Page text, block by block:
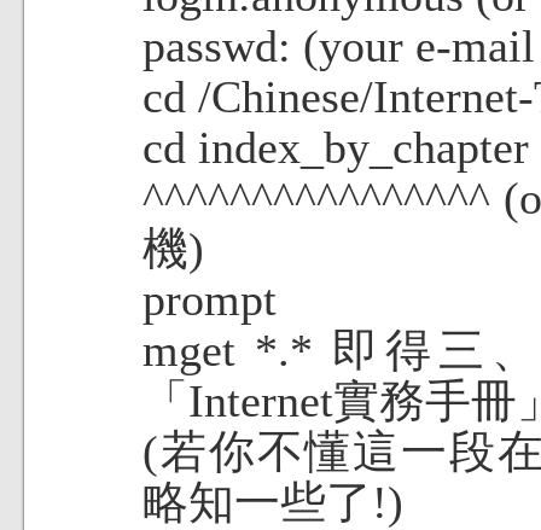
passwd: (your e-mail
cd /Chinese/
cd
^^^^^^^^^^^^^^^^
機)
prompt
mget *.* 即得三
「Internet實務手
(若你不懂這一段
略知一些了!)